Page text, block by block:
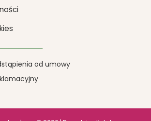
od umowy